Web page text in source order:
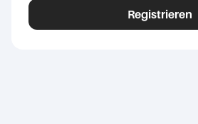
Registrieren